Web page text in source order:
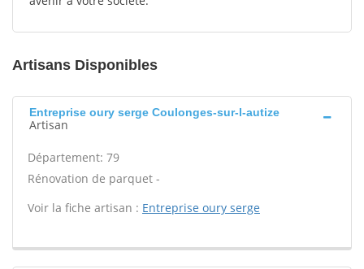
Artisans Disponibles
Entreprise oury serge Coulonges-sur-l-autize
Artisan
Département: 79
Rénovation de parquet -
Voir la fiche artisan : Entreprise oury serge